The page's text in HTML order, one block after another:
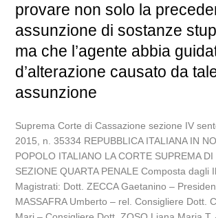
provare non solo la
assunzione di sostanze
ma che l’agente abbia
d’alterazione causato da
assunzione
Suprema Corte di Cassazione sezione IV
2015, n. 35334 REPUBBLICA ITALIANA IN
POPOLO ITALIANO LA CORTE SUPREMA
SEZIONE QUARTA PENALE Composta dagli
Magistrati: Dott. ZECCA Gaetanino –
MASSAFRA Umberto – rel. Consigliere Dott.